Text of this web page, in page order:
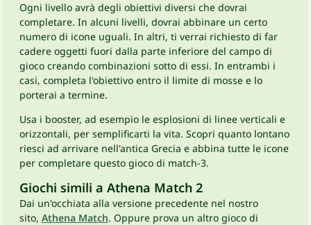
Ogni livello avrà degli obiettivi diversi che dovrai
completare. In alcuni livelli, dovrai abbinare un certo
numero di icone uguali. In altri, ti verrai richiesto di far
cadere oggetti fuori dalla parte inferiore del campo di
gioco creando combinazioni sotto di essi. In entrambi i
casi, completa l'obiettivo entro il limite di mosse e lo
porterai a termine.
Usa i booster, ad esempio le esplosioni di linee verticali e
orizzontali, per semplificarti la vita. Scopri quanto lontano
riesci ad arrivare nell'antica Grecia e abbina tutte le icone
per completare questo gioco di match-3.
Giochi simili a Athena Match 2
Dai un'occhiata alla versione precedente nel nostro
sito, Athena Match. Oppure prova un altro gioco di